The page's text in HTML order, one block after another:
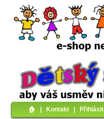
🏠︎ Kontakt Přihlásit